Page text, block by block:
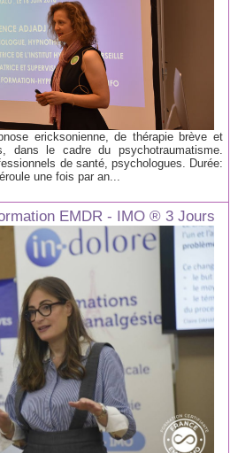
ericksonienne, de thérapie brève et
dans le cadre du psychotraumatisme.
de santé, psychologues. Durée:
une fois par an...
EMDR - IMO ® 3 Jours